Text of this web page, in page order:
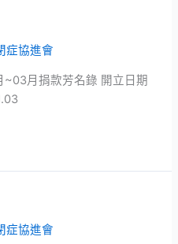
症協進會
~03月捐款芳名錄 開立日期
症協進會